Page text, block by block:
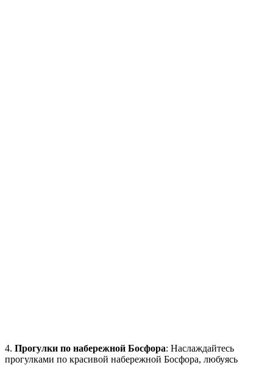
4. Прогулки по набережной Босфора: Наслаждайтесь
прогулками по красивой набережной Босфора, любуясь